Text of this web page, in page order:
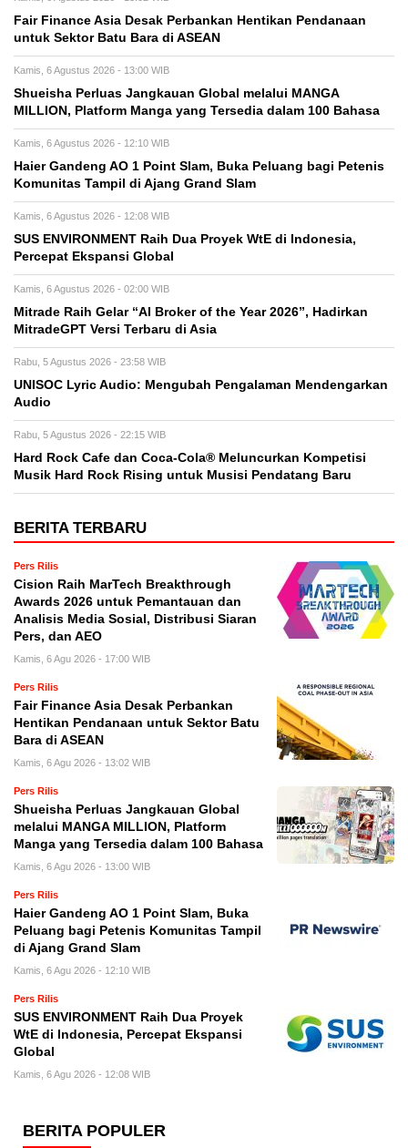
Fair Finance Asia Desak Perbankan Hentikan Pendanaan
untuk Sektor Batu Bara di ASEAN
Kamis, 6 Agustus 2026 - 13:00 WIB
Shueisha Perluas Jangkauan Global melalui MANGA
MILLION, Platform Manga yang Tersedia dalam 100 Bahasa
Kamis, 6 Agustus 2026 - 12:10 WIB
Haier Gandeng AO 1 Point Slam, Buka Peluang bagi Petenis
Komunitas Tampil di Ajang Grand Slam
Kamis, 6 Agustus 2026 - 12:08 WIB
SUS ENVIRONMENT Raih Dua Proyek WtE di Indonesia,
Percepat Ekspansi Global
Kamis, 6 Agustus 2026 - 02:00 WIB
Mitrade Raih Gelar “AI Broker of the Year 2026”, Hadirkan
MitradeGPT Versi Terbaru di Asia
Rabu, 5 Agustus 2026 - 23:58 WIB
UNISOC Lyric Audio: Mengubah Pengalaman Mendengarkan
Audio
Rabu, 5 Agustus 2026 - 22:15 WIB
Hard Rock Cafe dan Coca-Cola® Meluncurkan Kompetisi
Musik Hard Rock Rising untuk Musisi Pendatang Baru
BERITA TERBARU
Pers Rilis
Cision Raih MarTech Breakthrough
Awards 2026 untuk Pemantauan dan
Analisis Media Sosial, Distribusi Siaran
Pers, dan AEO
Kamis, 6 Agu 2026 - 17:00 WIB
Pers Rilis
Fair Finance Asia Desak Perbankan
Hentikan Pendanaan untuk Sektor Batu
Bara di ASEAN
Kamis, 6 Agu 2026 - 13:02 WIB
Pers Rilis
Shueisha Perluas Jangkauan Global
melalui MANGA MILLION, Platform
Manga yang Tersedia dalam 100 Bahasa
Kamis, 6 Agu 2026 - 13:00 WIB
Pers Rilis
Haier Gandeng AO 1 Point Slam, Buka
Peluang bagi Petenis Komunitas Tampil
di Ajang Grand Slam
Kamis, 6 Agu 2026 - 12:10 WIB
Pers Rilis
SUS ENVIRONMENT Raih Dua Proyek
WtE di Indonesia, Percepat Ekspansi
Global
Kamis, 6 Agu 2026 - 12:08 WIB
BERITA POPULER